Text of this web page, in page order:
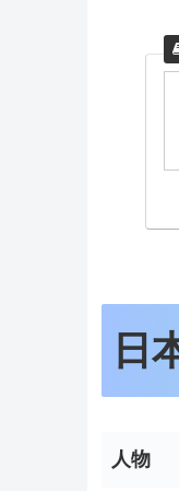
日
人物